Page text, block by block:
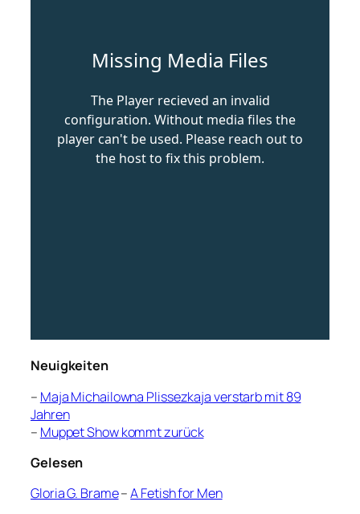
Neuigkeiten
– Maja Michailowna Plissezkaja verstarb mit 89
Jahren
– Muppet Show kommt zurück
Gelesen
Gloria G. Brame–A Fetish for Men